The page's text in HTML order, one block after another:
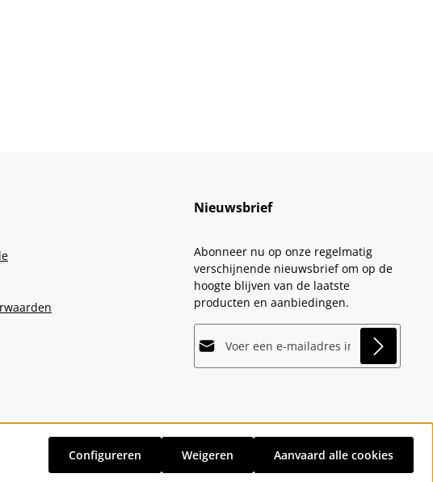
Nieuwsbrief
Abonneer nu op onze regelmatig
verschijnende nieuwsbrief om op de
hoogte blijven van de laatste
producten en aanbiedingen.
u dat u onze
gegevensbeschermingsinformatiehebt
gelezen en onze
algemene voorwaardenhebt
verzendkostenen eventuele bezorgkosten, indien niet anders vermeld.
Weigeren
Configureren Aanvaard alle cookies